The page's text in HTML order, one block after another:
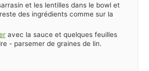
et les lentilles dans le bowl et
des ingrédients comme sur la
avec la sauce et quelques feuilles
- parsemer de graines de lin.